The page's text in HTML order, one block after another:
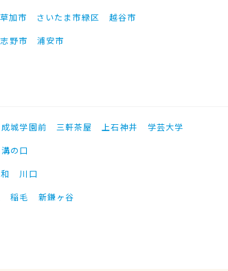
草加市 さいたま市緑区
越谷市
野市 浦安市
成城学園前 三軒茶屋 上石神井
学芸大学
溝の口
川口
稲毛 新鎌ヶ谷